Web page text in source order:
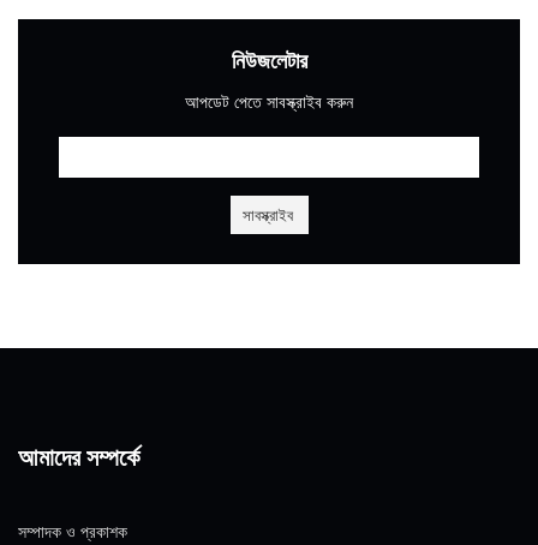
নিউজলেটার
আপডেট পেতে সাবস্ক্রাইব করুন
আমাদের সম্পর্কে
সম্পাদক ও প্রকাশক